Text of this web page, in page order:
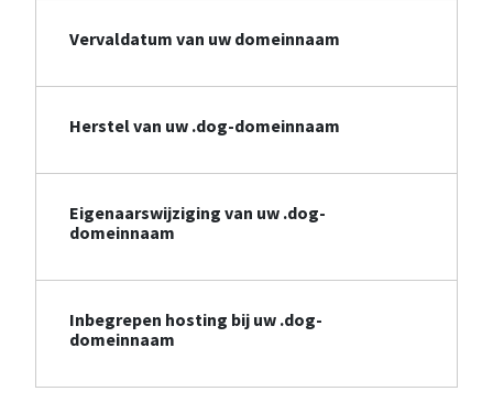
Vervaldatum van uw domeinnaam
Herstel van uw .dog-domeinnaam
Eigenaarswijziging van uw .dog-
domeinnaam
Inbegrepen hosting bij uw .dog-
domeinnaam